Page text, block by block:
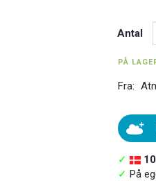
Antal
PÅ
Fra:
✓
✓ På